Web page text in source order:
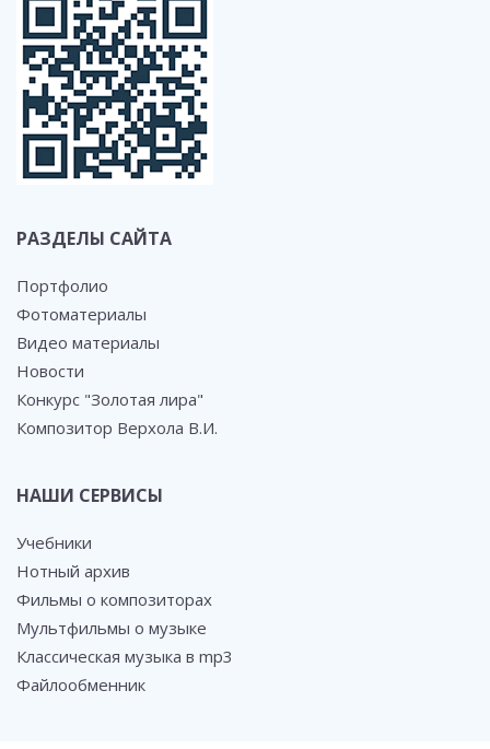
РАЗДЕЛЫ САЙТА
Портфолио
Фотоматериалы
Видео материалы
Новости
Конкурс "Золотая лира"
Композитор Верхола В.И.
НАШИ СЕРВИСЫ
Учебники
Нотный архив
Фильмы о композиторах
Мультфильмы о музыке
Классическая музыка в mp3
Файлообменник